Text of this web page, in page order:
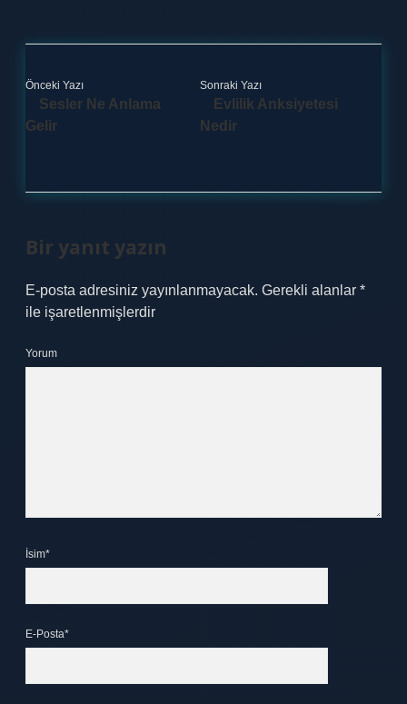
Önceki Yazı
Sesler Ne Anlama
Gelir
Sonraki Yazı
Evlilik Anksiyetesi
Nedir
Bir yanıt yazın
E-posta adresiniz yayınlanmayacak. Gerekli alanlar *
ile işaretlenmişlerdir
Yorum
İsim*
E-Posta*